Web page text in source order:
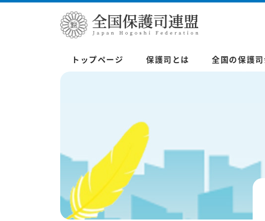
トップページ 保護司とは 全国の保護